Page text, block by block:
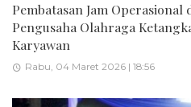
Pembatasan Jam Operasional
Pengusaha Olahraga
Karyawan
Rabu, 04 Maret 2026 | 18:56